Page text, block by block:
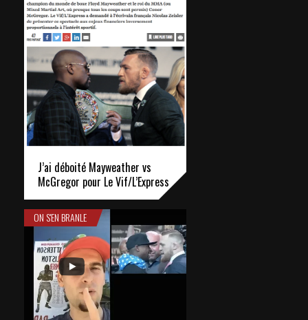
J’ai déboité Mayweather vs
McGregor pour Le Vif/L’Express
ON S'EN BRANLE